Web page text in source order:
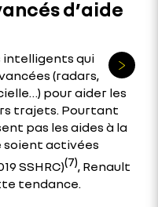
d’aide
intelligents qui
(radars,
pour aider les
trajets. Pourtant
pas les aides à la
soient activées
SSHRC)(7), Renault
tendance.